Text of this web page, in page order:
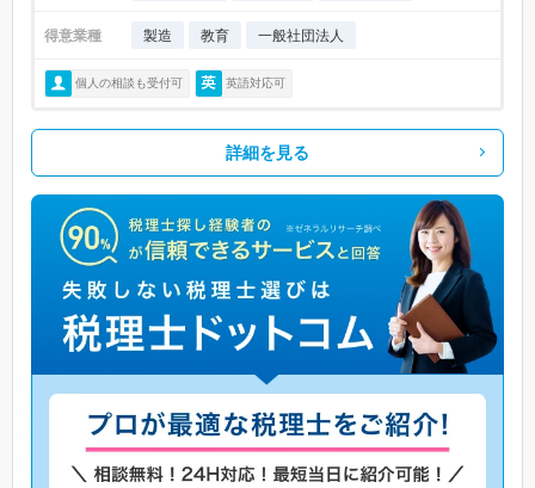
得意業種 製造 教育 一般社団法人
個人の相談も受付可 英語対応可
詳細を見る